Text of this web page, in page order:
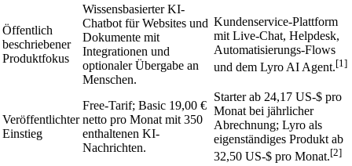
Öffentlich
beschriebener
Produktfokus
Wissensbasierter KI-
Chatbot für Websites und
Dokumente mit
Integrationen und
optionaler Übergabe an
Menschen.
Kundenservice-Plattform
mit Live-Chat, Helpdesk,
Automatisierungs-Flows
und dem Lyro AI Agent.[1]
Veröffentlichter
Einstieg
Free-Tarif; Basic 19,00 €
netto pro Monat mit 350
enthaltenen KI-
Nachrichten.
Starter ab 24,17 US-$ pro
Monat bei jährlicher
Abrechnung; Lyro als
eigenständiges Produkt ab
32,50 US-$ pro Monat.[2]